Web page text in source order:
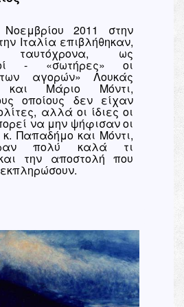
2011 στην
Ιταλία επιβλήθηκαν,
ταυτόχρονα, ως
- «σωτήρες» οι
αγορών» Λουκάς
και Μάριο Μόντι,
οποίους δεν είχαν
αλλά οι ίδιες οι
να μην ψήφισαν οι
κ. Παπαδήμο και Μόντι,
πολύ καλά τι
την αποστολή που